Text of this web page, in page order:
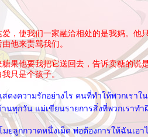
，使我们一家融洽相处的是我妈。他
他来责骂我们。
果他要我把它送回去，告诉卖糖的说
只是个孩子。
สดงความรักอย่างไร คนที่ทำให้พวกเรา
ทุกวัน แม่เขียนรายการสิ่งที่พวกเราทำ
ยลูกกวาดหนึ่งเม็ด พ่อต้องการให้ฉันเอ